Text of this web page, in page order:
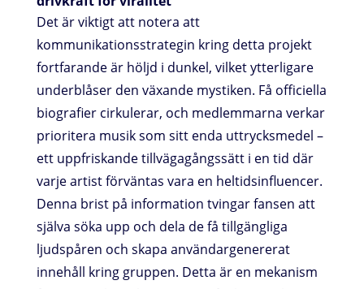
Det är viktigt att notera att
kommunikationsstrategin kring detta projekt
fortfarande är höljd i dunkel, vilket ytterligare
underblåser den växande mystiken. Få officiella
biografier cirkulerar, och medlemmarna verkar
prioritera musik som sitt enda uttrycksmedel –
ett uppfriskande tillvägagångssätt i en tid där
varje artist förväntas vara en heltidsinfluencer.
Denna brist på information tvingar fansen att
själva söka upp och dela de få tillgängliga
ljudspåren och skapa användargenererat
innehåll kring gruppen. Detta är en mekanism